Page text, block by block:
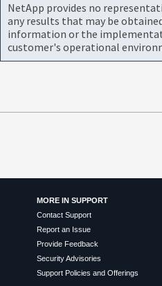
NetApp provides no
any results that may be
information or the
customer's operational
MORE IN SUPPORT
Contact Support
Report an Issue
Provide Feedback
Security Advisories
Support Policies and Offerings